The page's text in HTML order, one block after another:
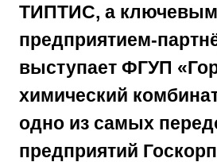
ТИПТИС, а ключевым
предприятием-
выступает ФГУП
химический
одно из самых
предприятий